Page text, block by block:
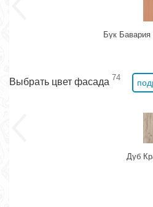
Бук Бавария
Выбрать цвет фасада 74
Дуб